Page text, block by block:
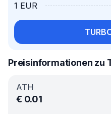
1 EUR
Preisinformationen zu
ATH
€ 0.01